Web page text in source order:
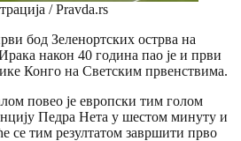
/ Pravda.rs
бод Зеленортских острва на
након 40 година пао је и први
Конго на Светским првенствима.
повео је европски тим голом
Педра Нета у шестом минуту и
се тим резултатом завршити прво